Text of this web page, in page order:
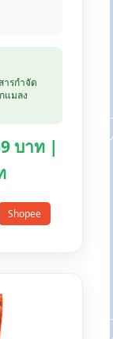
รกำจัด
แมลง
บาท |
Shopee